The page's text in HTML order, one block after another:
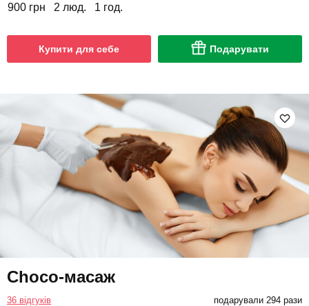
900 грн 2 люд. 1 год.
Купити для себе Подарувати
Choco-масаж
36 відгуків подарували 294 рази